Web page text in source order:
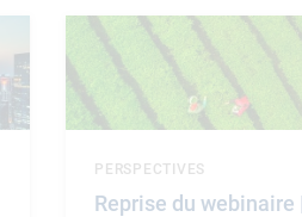
Reprise du webinaire
PERSPECTIVES